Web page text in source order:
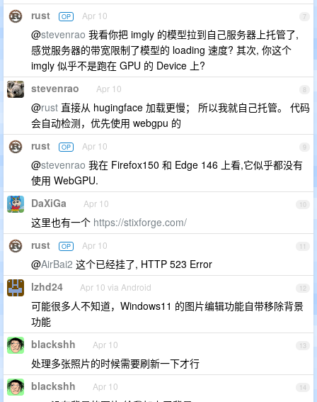
7
rust OP Apr 10
@stevenrao 我看你把 imgly 的模型拉到自己服务器上托管了,
感觉服务器的带宽限制了模型的 loading 速度? 其次, 你这个
imgly 似乎不是跑在 GPU 的 Device 上?
8
stevenrao Apr 10
@rust 直接从 hugingface 加载更慢； 所以我就自己托管。 代码
会自动检测，优先使用 webgpu 的
9
rust OP Apr 10
@stevenrao 我在 Firefox150 和 Edge 146 上看,它似乎都没有
使用 WebGPU.
10
DaXiGa Apr 10
这里也有一个 https://stixforge.com/
11
rust OP Apr 10
@AirBai2 这个已经挂了, HTTP 523 Error
12
lzhd24 Apr 10 via Android
可能很多人不知道，Windows11 的图片编辑功能自带移除背景
功能
13
blackshh Apr 10
处理多张照片的时候需要刷新一下才行
14
blackshh Apr 10